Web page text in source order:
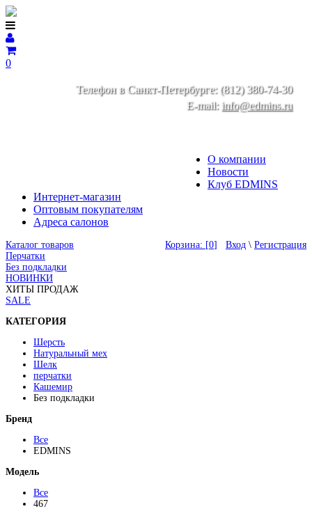
0
Телефон в Санкт-Петербурге: (812) 380-74-30
E-mail: info@edmins.ru
О компании
Новости
Клуб EDMINS
Интернет-магазин
Оптовым покупателям
Адреса салонов
Корзина: [0] Вход \ Регистрация
Каталог товаров
Перчатки
Без подкладки
НОВИНКИ
ХИТЫ ПРОДАЖ
SALE
КАТЕГОРИЯ
Шерсть
Натуральный мех
Шелк
перчатки
Кашемир
Без подкладки
Бренд
Все
EDMINS
Модель
Все
467